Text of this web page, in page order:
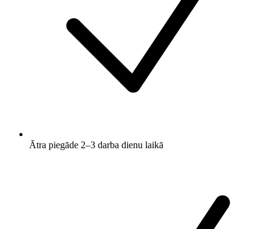
Ātra piegāde 2–3 darba dienu laikā